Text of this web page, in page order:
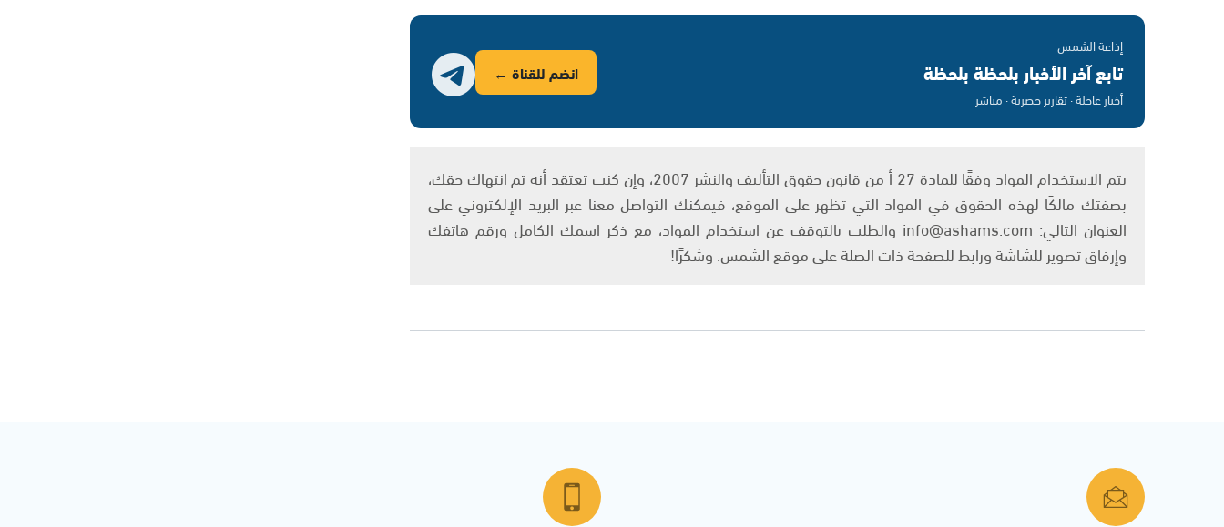
إذاعة الشمس
تابع آخر الأخبار بلحظة بلحظة
أخبار عاجلة · تقارير حصرية · مباشر
انضم للقناة ←
يتم الاستخدام المواد وفقًا للمادة 27 أ من قانون حقوق التأليف والنشر 2007، وإن كنت تعتقد أنه تم انتهاك حقك،
بصفتك مالكًا لهذه الحقوق في المواد التي تظهر على الموقع، فيمكنك التواصل معنا عبر البريد الإلكتروني على
العنوان التالي: info@ashams.com والطلب بالتوقف عن استخدام المواد، مع ذكر اسمك الكامل ورقم هاتفك
وإرفاق تصوير للشاشة ورابط للصفحة ذات الصلة على موقع الشمس. وشكرًا!